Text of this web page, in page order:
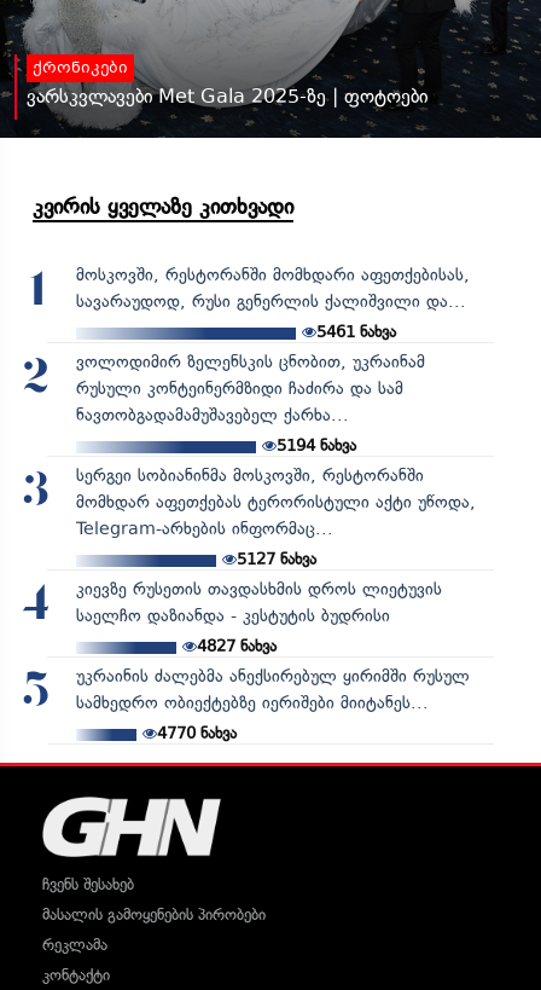
ქრონიკები
ვარსკვლავები Met Gala 2025-ზე | ფოტოები
კვირის ყველაზე კითხვადი
1
მოსკოვში, რესტორანში მომხდარი აფეთქებისას,
სავარაუდოდ, რუსი გენერლის ქალიშვილი და...
5461 ნახვა
2
ვოლოდიმირ ზელენსკის ცნობით, უკრაინამ
რუსული კონტეინერმზიდი ჩაძირა და სამ
ნავთობგადამამუშავებელ ქარხა...
5194ნახვა
3
სერგეი სობიანინმა მოსკოვში, რესტორანში
მომხდარ აფეთქებას ტერორისტული აქტი უწოდა,
Telegram-არხების ინფორმაც...
5127ნახვა
4
კიევზე რუსეთის თავდასხმის დროს ლიეტუვის
საელჩო დაზიანდა - კესტუტის ბუდრისი
4827ნახვა
5
უკრაინის ძალებმა ანექსირებულ ყირიმში რუსულ
სამხედრო ობიექტებზე იერიშები მიიტანეს...
4770ნახვა
ჩვენს შესახებ
მასალის გამოყენების პირობები
რეკლამა
კონტაქტი